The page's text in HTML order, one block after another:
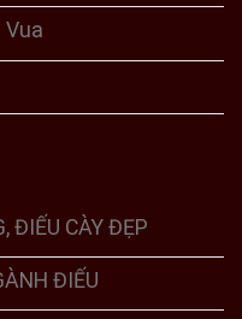
Vua
ĐIẾU CÀY ĐẸP
ĐIẾU